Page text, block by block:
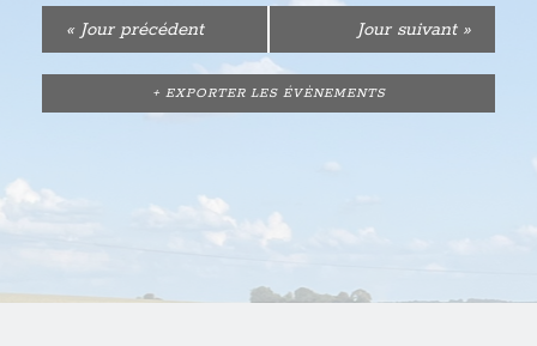
«Jour précédent Jour suivant »
+ EXPORTER LES ÉVÈNEMENTS